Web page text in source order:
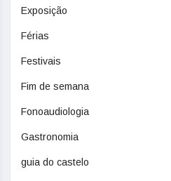
Exposição
Férias
Festivais
Fim de semana
Fonoaudiologia
Gastronomia
guia do castelo